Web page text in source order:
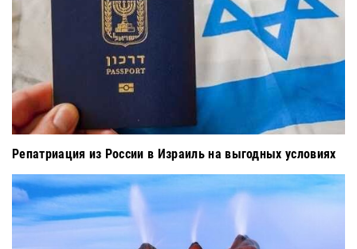
Репатриация из России в Израиль на выгодных условиях